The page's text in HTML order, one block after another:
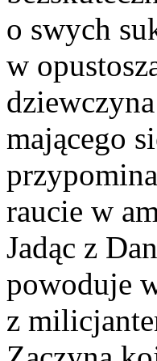
o swych
w
mającego
raucie w
Jadąc z
powoduje
z